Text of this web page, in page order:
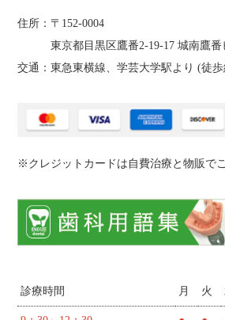
住所：〒152-0004
東京都目黒区鷹番2‐19‐17 城南鷹番
交通：東急東横線、学芸大学駅より (徒
※クレジットカードは自費治療と物販で
診療時間 月 火